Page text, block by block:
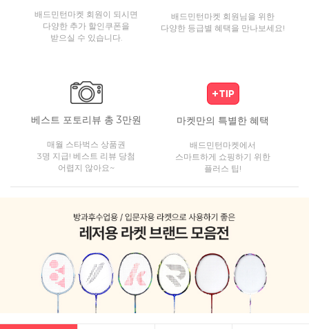
배드민턴마켓 회원이 되시면
다양한 추가 할인쿠폰을
받으실 수 있습니다.
배드민턴마켓 회원님을 위한
다양한 등급별 혜택을 만나보세요!
베스트 포토리뷰 총 3만원
매월 스타벅스 상품권
3명 지급! 베스트 리뷰 당첨
어렵지 않아요~
마켓만의 특별한 혜택
배드민턴마켓에서
스마트하게 쇼핑하기 위한
플러스 팁!